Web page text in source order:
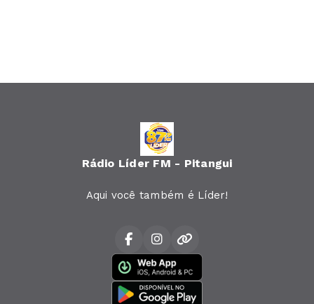
Rádio Líder FM - Pitangui
Aqui você também é Líder!